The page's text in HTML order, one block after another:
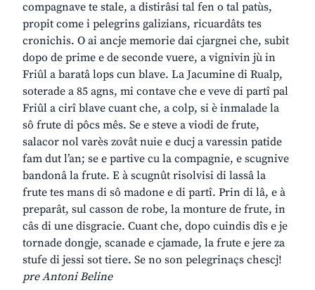
compagnave te stale, a distirâsi tal fen o tal patùs,
propit come i pelegrins galizians, ricuardâts tes
cronichis. O ai ancje memorie dai cjargnei che, subit
dopo de prime e de seconde vuere, a vignivin jù in
Friûl a baratâ lops cun blave. La Jacumine di Rualp,
soterade a 85 agns, mi contave che e veve di partî pal
Friûl a cirî blave cuant che, a colp, si è inmalade la
sô frute di pôcs mês. Se e steve a viodi de frute,
salacor nol varès zovât nuie e ducj a varessin patide
fam dut l’an; se e partive cu la compagnie, e scugnive
bandonâ la frute. E à scugnût risolvisi di lassâ la
frute tes mans di sô madone e di partî. Prin di lâ, e à
preparât, sul casson de robe, la monture de frute, in
câs di une disgracie. Cuant che, dopo cuindis dîs e je
tornade dongje, scanade e cjamade, la frute e jere za
stufe di jessi sot tiere. Se no son pelegrinaçs chescj!
pre Antoni Beline